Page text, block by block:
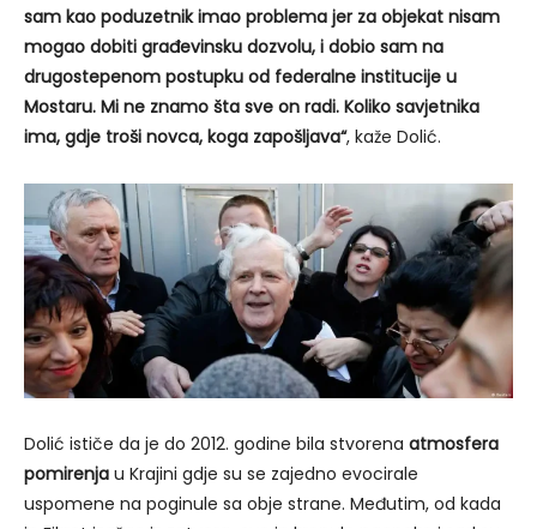
sam kao poduzetnik imao problema jer za objekat nisam
mogao dobiti građevinsku dozvolu, i dobio sam na
drugostepenom postupku od federalne institucije u
Mostaru. Mi ne znamo šta sve on radi. Koliko savjetnika
ima, gdje troši novca, koga zapošljava“, kaže Dolić.
Dolić ističe da je do 2012. godine bila stvorena atmosfera
pomirenja u Krajini gdje su se zajedno evocirale
uspomene na poginule sa obje strane. Međutim, od kada